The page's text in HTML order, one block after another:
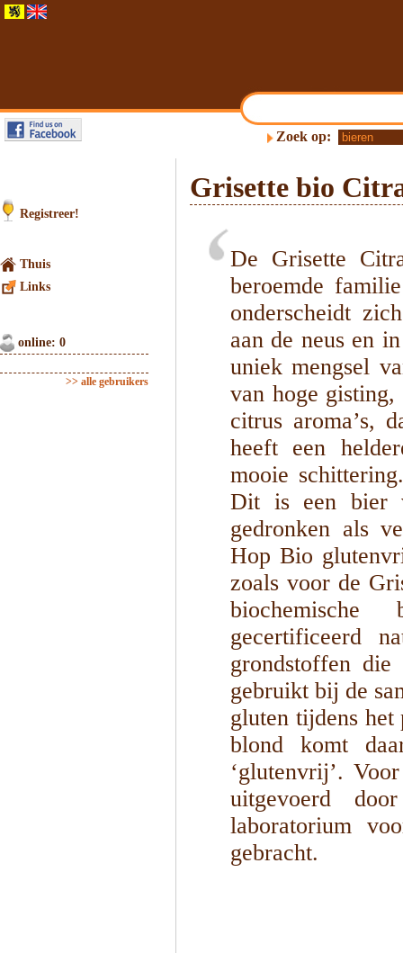
Zoek op:
Registreer!
Thuis
Links
online: 0
>> alle gebruikers
Grisette bio
De Grisette
beroemde
onderscheidt
aan de neus en
uniek mengsel
van hoge
citrus aroma’s,
heeft een
mooie
Dit is een bier
gedronken als
Hop Bio
zoals voor de
gecertificeerd
grondstoffen die
gebruikt bij de
gluten tijdens het
blond komt
‘glutenvrij’.
uitgevoerd
laboratorium
gebracht.